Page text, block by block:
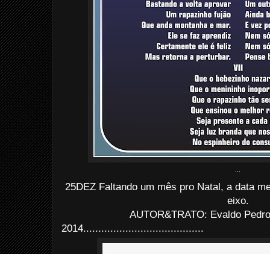
25DEZ Faltando um mês pro Natal, a data
eixo.
AUTOR&TRATO: Evaldo
2014........................................